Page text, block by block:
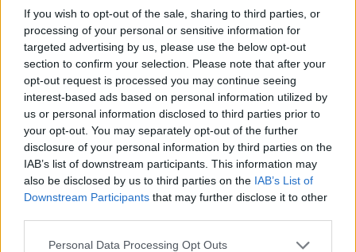
If you wish to opt-out of the sale, sharing to third parties, or
processing of your personal or sensitive information for
targeted advertising by us, please use the below opt-out
section to confirm your selection. Please note that after your
opt-out request is processed you may continue seeing
interest-based ads based on personal information utilized by
us or personal information disclosed to third parties prior to
your opt-out. You may separately opt-out of the further
disclosure of your personal information by third parties on the
IAB’s list of downstream participants. This information may
also be disclosed by us to third parties on the IAB’s List of
Downstream Participants that may further disclose it to other
Personal Data Processing Opt Outs
Dostupno
Useljiva kuća na 3500m2
okućnice; Kumsale
200㎡ 5
Na upit
prije 3 dana
Dostupno
Bulevar Stepe- stan od
65m2 na prvom spratu
65 ㎡ Dvosoban (2)
265.000 KM
prije 3 dana
PIK SHOP PIK SHOP